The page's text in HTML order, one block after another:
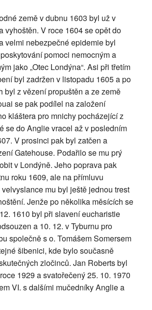
země v dubnu 1603 byl už v
vyhoštěn. V roce 1604 se opět do
velmi nebezpečné epidemie byl
pomoci nemocným a
jako „Otec Londýna“. Asi při třetím
byl zadržen v listopadu 1605 a po
byl z vězení propuštěn a ze země
se pak podílel na založení
kláštera pro mnichy pocházející z
se do Anglie vracel až v posledním
V prosinci pak byl zatčen a
Gatehouse. Podařilo se mu prý
v Londýně. Jeho poprava pak
roku 1609, ale na přímluvu
mu byl ještě jednou trest
Jenže po několika měsících se
1610 byl při slavení eucharistie
a 10. 12. v Tyburnu pro
společně s o. Tomášem Somersem
šibenici, kde bylo současně
zločinců. Jan Roberts byl
1929 a svatořečený 25. 10. 1970
VI. s dalšími mučedníky Anglie a